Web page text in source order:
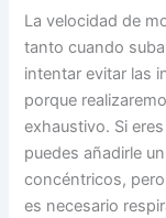
La velocidad de
tanto cuando
intentar evitar las
porque
exhaustivo. Si
puedes añadirle
concéntricos,
es necesario